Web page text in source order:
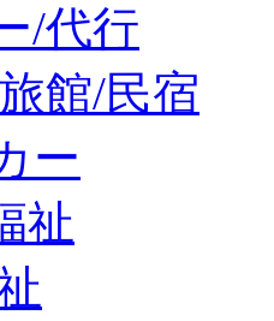
/代行
館/民宿
ー
祉